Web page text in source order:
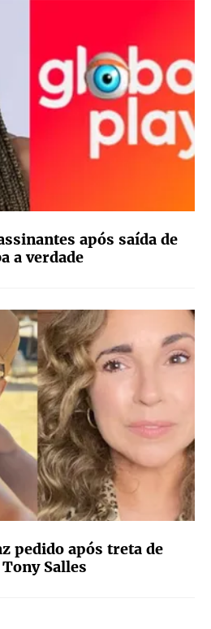
após saída de
a verdade
pedido após treta de
Salles